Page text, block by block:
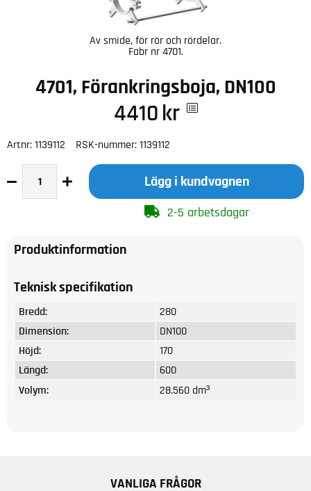
Av smide, för rör och rördelar.
Fabr nr 4701.
4701, Förankringsboja, DN100
4410 kr
Artnr: 1139112 RSK-nummer: 1139112
Lägg i kundvagnen
2-5 arbetsdagar
Produktinformation
Teknisk specifikation
Bredd:
280
Dimension:
DN100
Höjd:
170
Längd:
600
Volym:
28.560 dm³
VANLIGA FRÅGOR